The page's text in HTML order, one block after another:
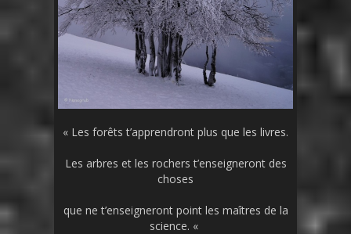
« Les forêts t’apprendront plus que les livres.
Les arbres et les rochers t’enseigneront des
choses
que ne t’enseigneront point les maîtres de la
science. «